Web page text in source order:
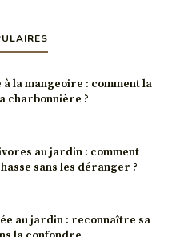
la mangeoire : comment la
charbonnière ?
au jardin : comment
sans les déranger ?
au jardin : reconnaître sa